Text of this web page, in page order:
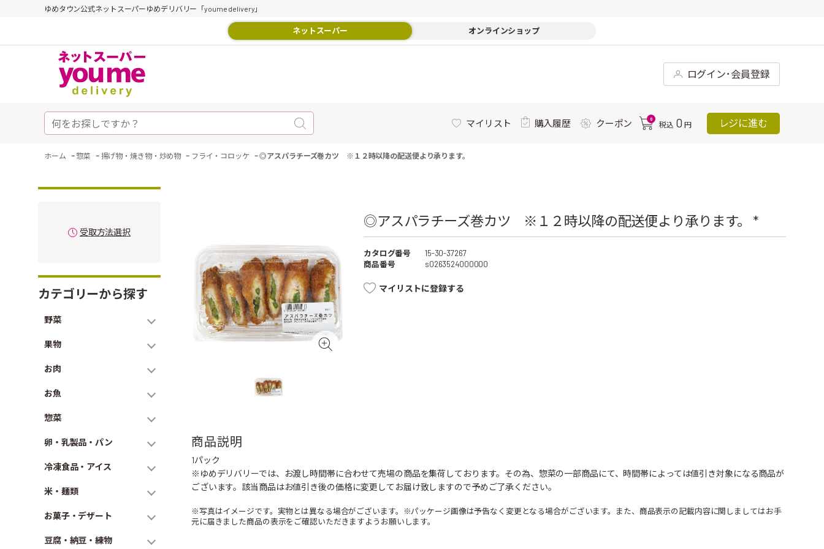
ゆめタウン公式ネットスーパーゆめデリバリー「youme delivery」
ネットスーパー オンラインショップ
ログイン･会員登録
マイリスト 購入履歴 クーポン 0
税込 0 円 レジに進む
ホーム - 惣菜 - 揚げ物・焼き物・炒め物 - フライ・コロッケ -◎アスパラチーズ巻カツ ※１２時以降の配送便より承ります。
受取方法選択
カテゴリーから探す
野菜
果物
お肉
お魚
惣菜
卵・乳製品・パン
冷凍食品・アイス
米・麺類
お菓子・デザート
豆腐・納豆・練物
◎アスパラチーズ巻カツ ※１２時以降の配送便より承ります。 *
カタログ番号
15-30-37267
商品番号
s0263524000000
マイリストに登録する
商品説明
1パック
※ゆめデリバリーでは、お渡し時間帯に合わせて売場の商品を集荷しております。その為、惣菜の一部商品にて、時間帯によっては値引き対象になる商品が
ございます。該当商品はお値引き後の価格に変更してお届け致しますので予めご了承ください。
※写真はイメージです。実物とは異なる場合がございます。※パッケージ画像は予告なく変更となる場合がございます。また、商品表示の記載内容に関しましてはお手
元に届きました商品の表示をご確認いただきますようお願いします。